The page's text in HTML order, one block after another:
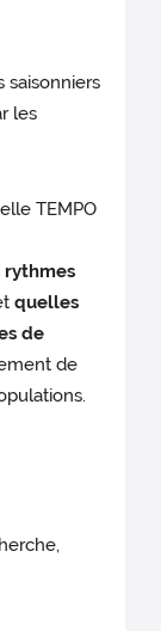
saisonniers
les
TEMPO
quelles
de
de